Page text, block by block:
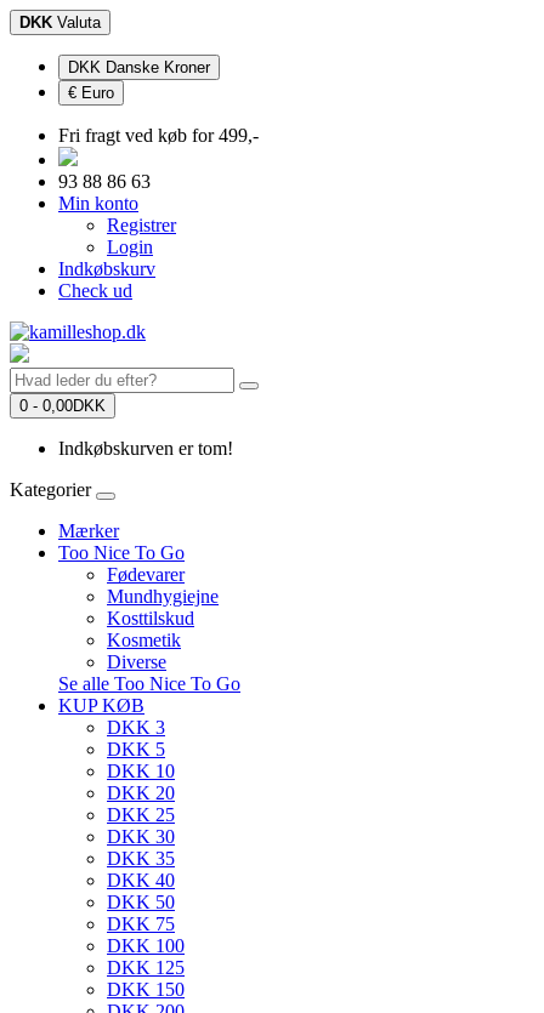
DKK Valuta
DKK Danske Kroner
€ Euro
Fri fragt ved køb for 499,-
93 88 86 63
Min konto
Registrer
Login
Indkøbskurv
Check ud
0 - 0,00DKK
Indkøbskurven er tom!
Kategorier
Mærker
Too Nice To Go
Fødevarer
Mundhygiejne
Kosttilskud
Kosmetik
Diverse
Se alle Too Nice To Go
KUP KØB
DKK 3
DKK 5
DKK 10
DKK 20
DKK 25
DKK 30
DKK 35
DKK 40
DKK 50
DKK 75
DKK 100
DKK 125
DKK 150